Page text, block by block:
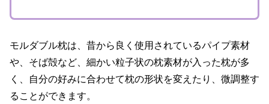
モルダブル枕は、昔から良く使用されているパイプ素材
や、そば殻など、細かい粒子状の枕素材が入った枕が多
く、自分の好みに合わせて枕の形状を変えたり、微調整す
ることができます。